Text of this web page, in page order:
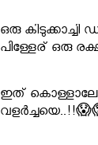
ഒരു
പിള്ളേര് ഒരു
ഇത്